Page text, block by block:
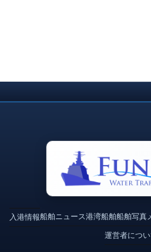
入港情報船舶ニュース港湾船舶船舶写真
運営者につ